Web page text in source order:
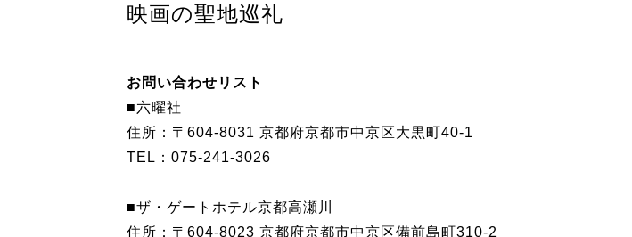
映画の聖地巡礼
お問い合わせリスト
■六曜社
住所：〒604-8031 京都府京都市中京区大黒町40-1
TEL：075-241-3026
■ザ・ゲートホテル京都高瀬川
住所：〒604-8023 京都府京都市中京区備前島町310-2